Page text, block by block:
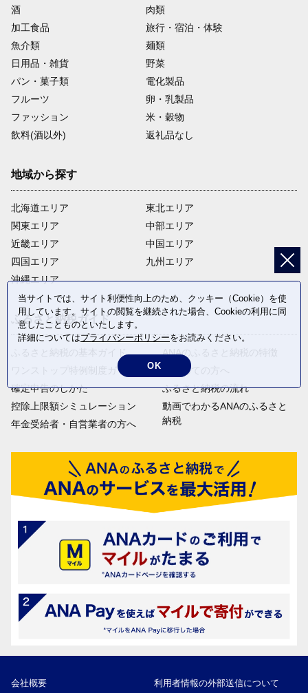
酒
肉類
加工食品
旅行・宿泊・体験
魚介類
麺類
日用品・雑貨
野菜
パン・菓子類
電化製品
フルーツ
卵・乳製品
ファッション
米・穀物
飲料(酒以外)
返礼品なし
地域から探す
北海道エリア
関東エリア
近畿エリア
四国エリア
沖縄エリア
東北エリア
中部エリア
中国エリア
九州エリア
ふるさと納税ガイド
ふるさと納税の基本ガイド
ワンストップ特例制度ガイド
確定申告のしかた
控除上限額シミュレーション
年金受給者・自営業者の方へ
ANAのふるさと納税の特徴
はじめての方へ
ふるさと納税の流れ
動画でわかるANAのふるさと
納税
会社概要 利用者情報の外部送信について
当サイトでは、サイト利便性向上のため、クッキー（Cookie）を使
用しています。サイトの閲覧を継続された場合、Cookieの利用に同
意したことものといたします。
詳細についてはプライバシーポリシーをお読みください。
OK